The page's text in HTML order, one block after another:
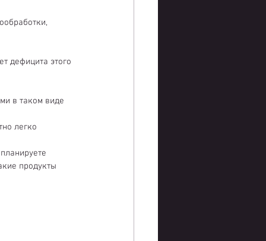
дефицита этого
в таком виде
легко
продукты